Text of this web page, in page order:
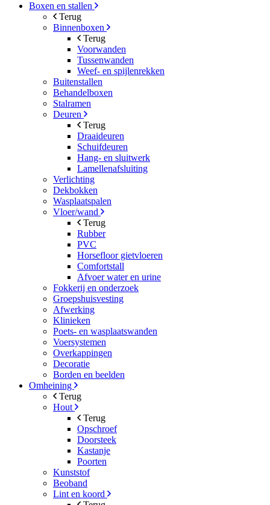
Boxen en stallen
Terug
Binnenboxen
Terug
Voorwanden
Tussenwanden
Weef- en spijlenrekken
Buitenstallen
Behandelboxen
Stalramen
Deuren
Terug
Draaideuren
Schuifdeuren
Hang- en sluitwerk
Lamellenafsluiting
Verlichting
Dekbokken
Wasplaatspalen
Vloer/wand
Terug
Rubber
PVC
Horsefloor gietvloeren
Comfortstall
Afvoer water en urine
Fokkerij en onderzoek
Groepshuisvesting
Afwerking
Klinieken
Poets- en wasplaatswanden
Voersystemen
Overkappingen
Decoratie
Borden en beelden
Omheining
Terug
Hout
Terug
Opschroef
Doorsteek
Kastanje
Poorten
Kunststof
Beoband
Lint en koord